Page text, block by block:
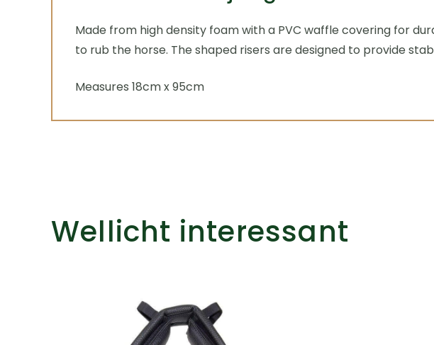
Made from high density foam with a PVC waffle covering for
to rub the horse. The shaped risers are designed to provide
Measures 18cm x 95cm
Wellicht interessant